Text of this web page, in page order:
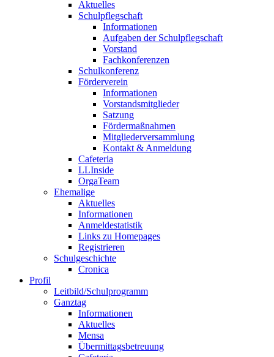
Aktuelles
Schulpflegschaft
Informationen
Aufgaben der Schulpflegschaft
Vorstand
Fachkonferenzen
Schulkonferenz
Förderverein
Informationen
Vorstandsmitglieder
Satzung
Fördermaßnahmen
Mitgliederversammlung
Kontakt & Anmeldung
Cafeteria
LLInside
OrgaTeam
Ehemalige
Aktuelles
Informationen
Anmeldestatistik
Links zu Homepages
Registrieren
Schulgeschichte
Cronica
Profil
Leitbild/Schulprogramm
Ganztag
Informationen
Aktuelles
Mensa
Übermittagsbetreuung